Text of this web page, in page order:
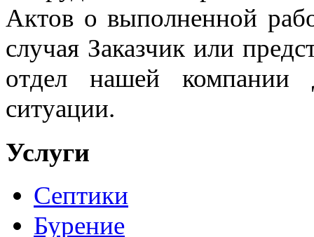
Актов о выполненной
случая Заказчик или
отдел нашей компании
ситуации.
Услуги
Септики
Бурение